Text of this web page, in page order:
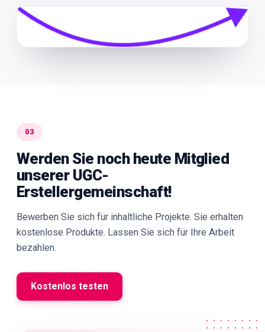
03
Werden Sie noch heute Mitglied
unserer UGC-
Erstellergemeinschaft!
Bewerben Sie sich für inhaltliche Projekte. Sie erhalten
kostenlose Produkte. Lassen Sie sich für Ihre Arbeit
bezahlen.
Kostenlos testen